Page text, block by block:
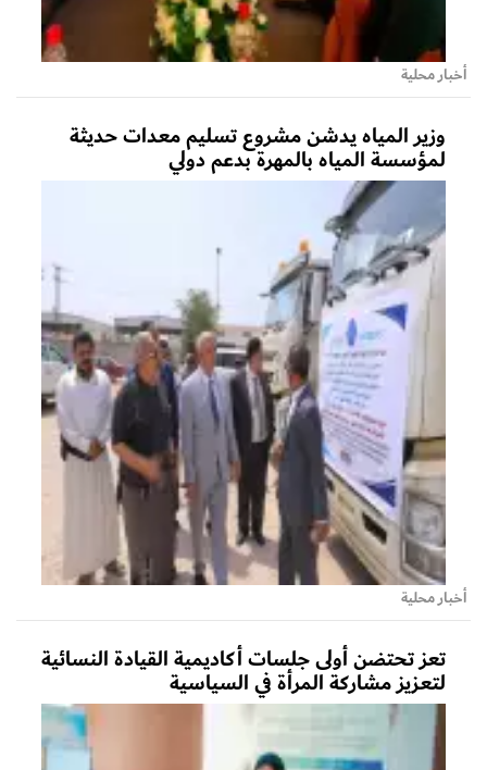
أخبار محلية
وزير المياه يدشن مشروع تسليم معدات حديثة
لمؤسسة المياه بالمهرة بدعم دولي
أخبار محلية
تعز تحتضن أولى جلسات أكاديمية القيادة النسائية
لتعزيز مشاركة المرأة في السياسية